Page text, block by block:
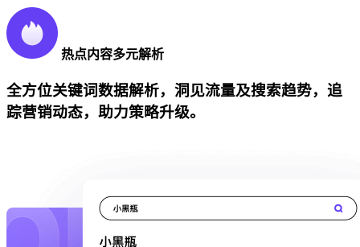
热点内容多元解析
全方位关键词数据解析，洞见流量及搜索趋势，追
踪营销动态，助力策略升级。